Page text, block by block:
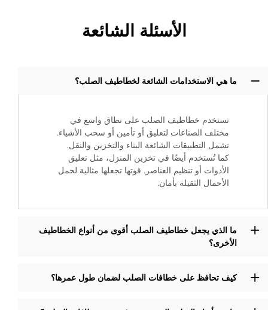
الأسئلة الشائعة
ما هي الاستخدامات الشائعة لخطاطيف الصلب؟
تستخدم خطاطيف الصلب على نطاق واسع في
مختلف الصناعات لتعليق أو تأمين أو سحب الأشياء.
تشمل التطبيقات الشائعة البناء والتخزين والنقل.
كما تُستخدم أيضًا في تخزين المنزل، مثل تعليق
الأدوات أو تنظيم العناصر. قوتها تجعلها مثالية لحمل
الأحمال الثقيلة بأمان.
ما الذي يجعل خطاطيف الصلب أقوى من أنواع الخطاطيف
الأخرى؟
كيف تحافظ على خطافات الصلب لضمان طول عمرها؟